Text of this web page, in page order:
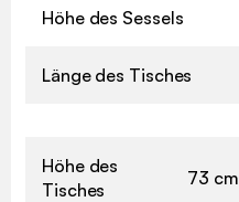
Höhe des Sessels
Länge des Tisches
Höhe des
Tisches
73 cm